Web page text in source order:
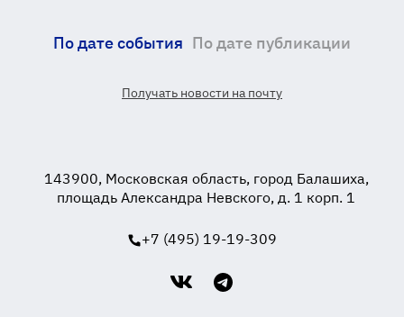
По дате события По дате публикации
Получать новости на почту
143900, Московская область, город Балашиха,
площадь Александра Невского, д. 1 корп. 1
+7 (495) 19-19-309